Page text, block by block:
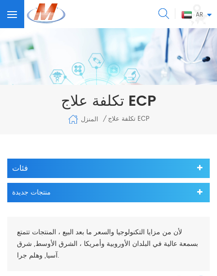
AR
تكلفة علاج ECP
المنزل / تكلفة علاج ECP
فئات
منتجات جديدة
لأن من مزايا التكنولوجيا والسعر ما بعد البيع ، المنتجات تتمتع
بسمعة عالية في البلدان الأوروبية وأمريكا ، الشرق الأوسط, شرق
آسيا, وهلم جرا.